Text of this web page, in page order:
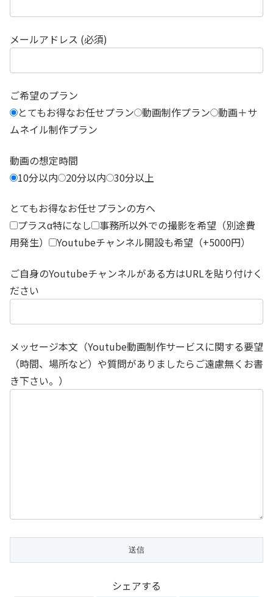
メールアドレス (必須)
ご希望のプラン
とてもお得なお任せプラン 動画制作プラン 動画＋サ
ムネイル制作プラン
動画の想定時間
10分以内
20分以内 30分以上
とてもお得なお任せプランの方へ
プラスα特になし
事務所以外での撮影を希望（別途費
用発生）
Youtubeチャンネル開設も希望（+5000円）
ご自身のYoutubeチャンネルがある方はURLを貼り付けく
ださい
メッセージ本文（Youtube動画制作サービスに関する要望
（時間、場所など）や質問がありましたらご遠慮無くお書
き下さい。）
シェアする